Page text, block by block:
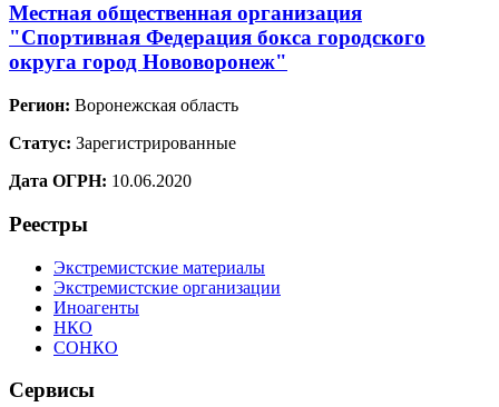
Местная общественная организация
"Спортивная Федерация бокса городского
округа город Нововоронеж"
Регион: Воронежская область
Статус: Зарегистрированные
Дата ОГРН: 10.06.2020
Реестры
Экстремистские материалы
Экстремистские организации
Иноагенты
НКО
СОНКО
Сервисы